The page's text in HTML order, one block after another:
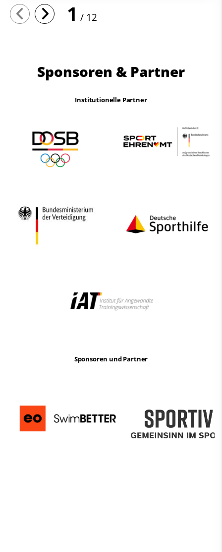
1 12
Sponsoren & Partner
Institutionelle Partner
Sponsoren und Partner